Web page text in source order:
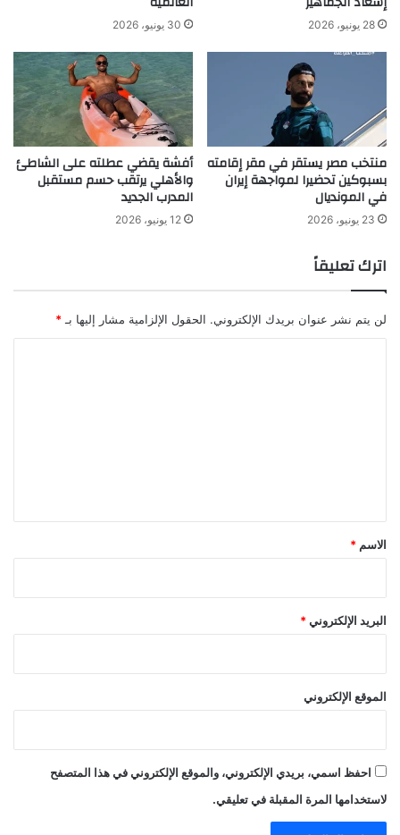
28 يونيو، 2026 30 يونيو، 2026
منتخب مصر يستقر في مقر إقامته
بسبوكين تحضيرا لمواجهة إيران
في المونديال
23 يونيو، 2026
أفشة يقضي عطلته على الشاطئ
والأهلي يرتقب حسم مستقبل
المدرب الجديد
12 يونيو، 2026
اترك تعليقاً
لن يتم نشر عنوان بريدك الإلكتروني. الحقول الإلزامية مشار إليها بـ *
*
الاسم *
البريد الإلكتروني *
الموقع الإلكتروني
احفظ اسمي، بريدي الإلكتروني، والموقع الإلكتروني في هذا المتصفح
لاستخدامها المرة المقبلة في تعليقي.